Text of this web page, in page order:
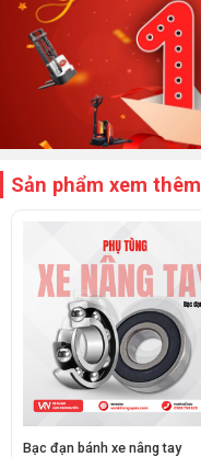
Sản phẩm xem thêm
Bạc đạn bánh xe nâng tay